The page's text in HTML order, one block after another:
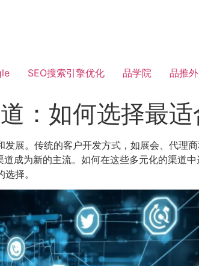
SEO搜索引擎优化 品学院 品推
：如何选择最适
展。传统的客户开发方式，如展会、代理
成为新的主流。如何在这些多元化的渠道
择。